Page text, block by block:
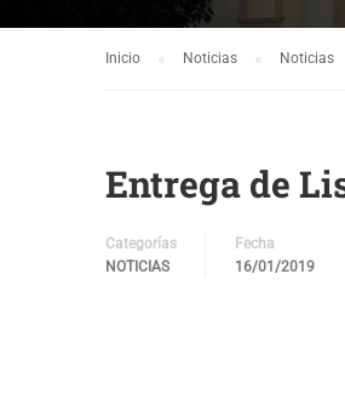
Inicio Noticias Noticias
Entrega de
Categorías
NOTICIAS
Fecha
16/01/2019